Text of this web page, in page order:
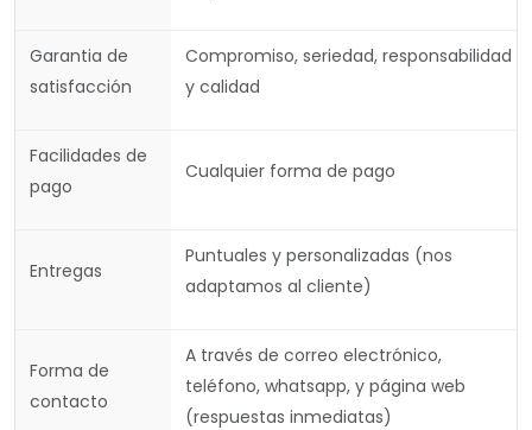
Garantia de
satisfacción
Compromiso, seriedad, responsabilidad
y calidad
Facilidades de
pago
Cualquier forma de pago
Entregas
Puntuales y personalizadas (nos
adaptamos al cliente)
Forma de
contacto
A través de correo electrónico,
teléfono, whatsapp, y página web
(respuestas inmediatas)